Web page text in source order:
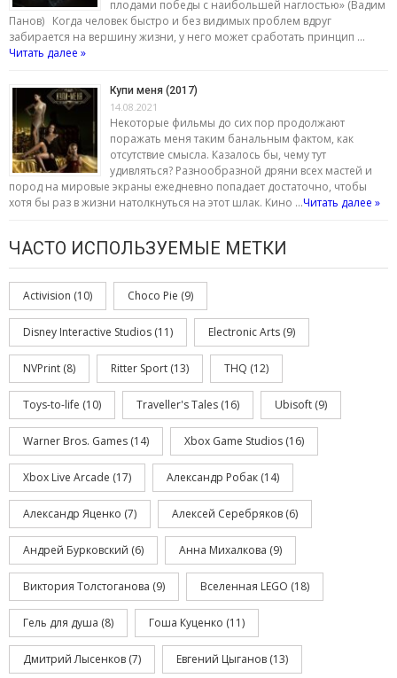
плодами победы с наибольшей наглостью» (Вадим
Панов) Когда человек быстро и без видимых проблем вдруг
забирается на вершину жизни, у него может сработать принцип …
Читать далее »
Купи меня (2017)
14.08.2021
Некоторые фильмы до сих пор продолжают
поражать меня таким банальным фактом, как
отсутствие смысла. Казалось бы, чему тут
удивляться? Разнообразной дряни всех мастей и
пород на мировые экраны ежедневно попадает достаточно, чтобы
хотя бы раз в жизни натолкнуться на этот шлак. Кино …Читать далее »
ЧАСТО ИСПОЛЬЗУЕМЫЕ МЕТКИ
Activision (10) Choco Pie (9)
Disney Interactive Studios (11) Electronic Arts (9)
NVPrint (8) Ritter Sport (13) THQ (12)
Toys-to-life (10) Traveller's Tales (16) Ubisoft (9)
Warner Bros. Games (14) Xbox Game Studios (16)
Xbox Live Arcade (17) Александр Робак (14)
Александр Яценко (7) Алексей Серебряков (6)
Андрей Бурковский (6) Анна Михалкова (9)
Виктория Толстоганова (9) Вселенная LEGO (18)
Гель для душа (8) Гоша Куценко (11)
Дмитрий Лысенков (7) Евгений Цыганов (13)